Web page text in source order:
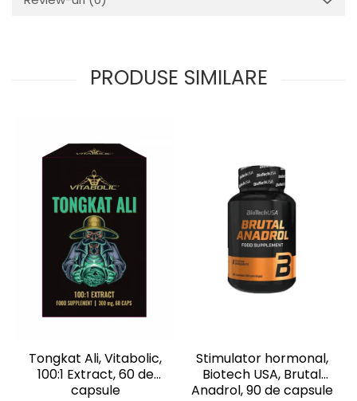
PRODUSE SIMILARE
Tongkat Ali, Vitabolic,
100:1 Extract, 60 de
capsule
Stimulator hormonal,
Biotech USA, Brutal
Anadrol, 90 de capsule